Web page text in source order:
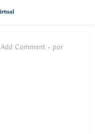
Add Comment por